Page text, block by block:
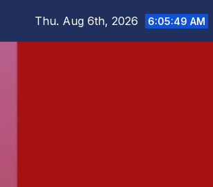
Thu. Aug 6th, 2026 6:05:49 AM